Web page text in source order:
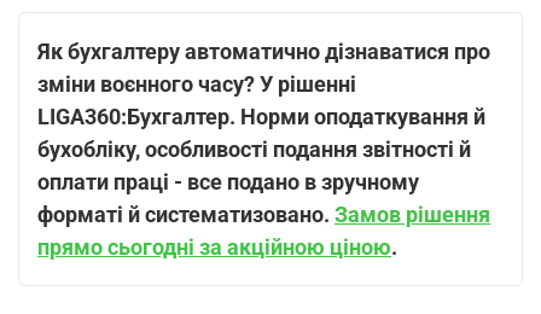
Як бухгалтеру автоматично дізнаватися про
зміни воєнного часу? У рішенні
LIGA360:Бухгалтер. Норми оподаткування й
бухобліку, особливості подання звітності й
оплати праці - все подано в зручному
форматі й систематизовано. Замов рішення
прямо сьогодні за акційною ціною.